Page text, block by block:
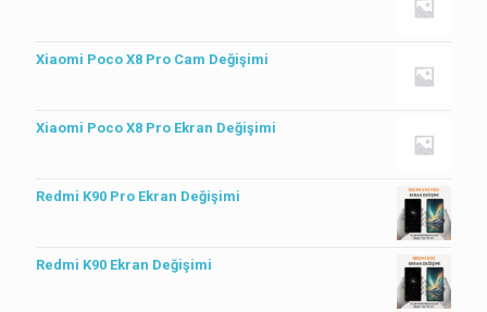
Xiaomi Poco X8 Pro Cam Değişimi
Xiaomi Poco X8 Pro Ekran Değişimi
Redmi K90 Pro Ekran Değişimi
Redmi K90 Ekran Değişimi